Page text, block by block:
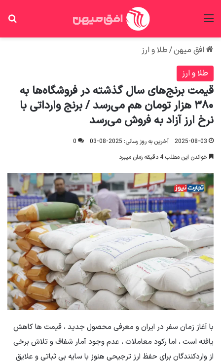
افق میهن/طلا و ارز
طلا و ارز
قیمت برنج‌های سال گذشته در فروشگاه‌ها به
۳۸۰ هزار تومان هم می‌رسد / برنج وارداتی با
نرخ ارز آزاد به فروش می‌رسد
2025-08-03 آخرین به روز رسانی: 2025-08-03
0
خواندن این مطلب 4 دقیقه زمان میبرد
با آغاز زمان سفر در ایران و معرفی محصول جدید ، قیمت ها کاهش
یافته است ، اما رکود معاملات ، عدم وجود آمار شفاف و تلاش برخی
از واردکنندگان برای حفظ ارز ترجیحی هنوز با سایه بی ثباتی و علایق